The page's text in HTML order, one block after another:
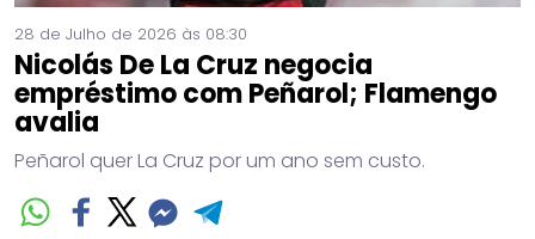
28 de Julho de 2026 às 08:30
Nicolás De La Cruz negocia
empréstimo com Peñarol; Flamengo
avalia
Peñarol quer La Cruz por um ano sem custo.